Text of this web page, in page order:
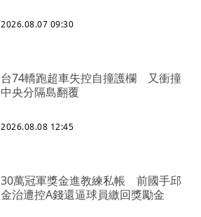
2026.08.07 09:30
台74轎跑超車失控自撞護欄 又衝撞
中央分隔島翻覆
2026.08.08 12:45
30萬冠軍獎金進教練私帳 前國手邱
金治遭控A錢還逼球員繳回獎勵金